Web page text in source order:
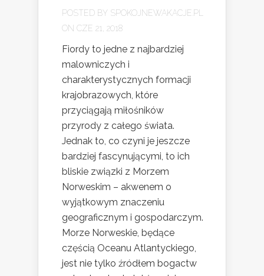
POSTED BY SPOKOJNEWAKACJE.PL
ON CZE 21, 2018
Fiordy to jedne z najbardziej
malowniczych i
charakterystycznych formacji
krajobrazowych, które
przyciągają miłośników
przyrody z całego świata.
Jednak to, co czyni je jeszcze
bardziej fascynującymi, to ich
bliskie związki z Morzem
Norweskim – akwenem o
wyjątkowym znaczeniu
geograficznym i gospodarczym.
Morze Norweskie, będące
częścią Oceanu Atlantyckiego,
jest nie tylko źródłem bogactw